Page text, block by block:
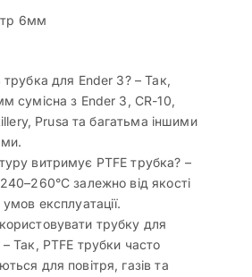
6мм
трубка для Ender 3? – Так,
сумісна з Ender 3, CR-10,
Prusa та багатьма іншими
витримує PTFE трубка? –
залежно від якості
експлуатації.
трубку для
Так, PTFE трубки часто
для повітря, газів та